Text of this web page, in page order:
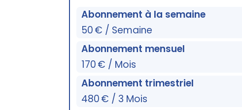
Abonnement à la semaine
50 € / Semaine
Abonnement mensuel
170 € / Mois
Abonnement trimestriel
480 € / 3 Mois